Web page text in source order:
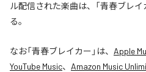
ル配信された楽曲は、「青春ブレイ
る。
なお「青春ブレイカー 」は、 Apple
YouTube Music、 Amazon Music